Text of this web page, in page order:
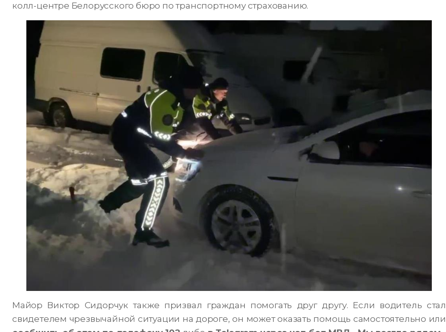
колл-центре Белорусского бюро по транспортному страхованию.
Майор Виктор Сидорчук также призвал граждан помогать друг другу. Если водитель стал
свидетелем чрезвычайной ситуации на дороге, он может оказать помощь самостоятельно или